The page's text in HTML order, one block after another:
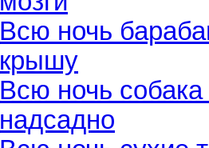
Всю ночь
крышу
Всю ночь
надсадно